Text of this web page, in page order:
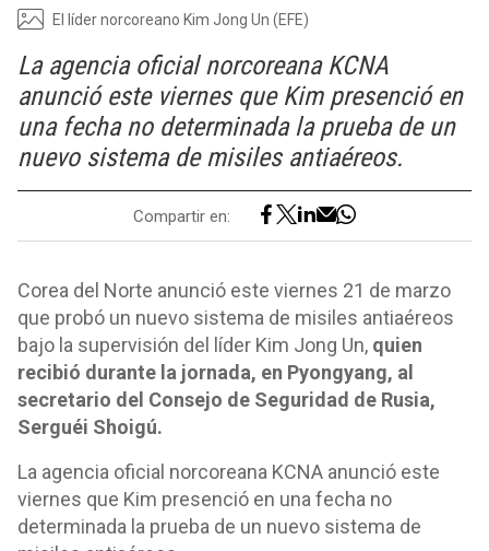
El líder norcoreano Kim Jong Un (EFE)
La agencia oficial norcoreana KCNA
anunció este viernes que Kim presenció en
una fecha no determinada la prueba de un
nuevo sistema de misiles antiaéreos.
Compartir en:
Corea del Norte anunció este viernes 21 de marzo
que probó un nuevo sistema de misiles antiaéreos
bajo la supervisión del líder Kim Jong Un, quien
recibió durante la jornada, en Pyongyang, al
secretario del Consejo de Seguridad de Rusia,
Serguéi Shoigú.
La agencia oficial norcoreana KCNA anunció este
viernes que Kim presenció en una fecha no
determinada la prueba de un nuevo sistema de